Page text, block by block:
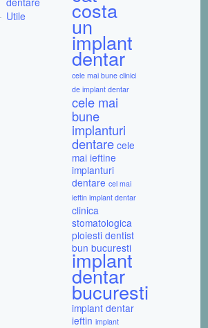
Utile
costa
un
implant
dentar
cele mai bune clinici
de implant dentar
cele mai
bune
implanturi
dentare cele
mai ieftine
implanturi
dentare cel mai
ieftin implant dentar
clinica
stomatologica
ploiesti dentist
bun bucuresti
implant
dentar
bucuresti
implant dentar
ieftin implant